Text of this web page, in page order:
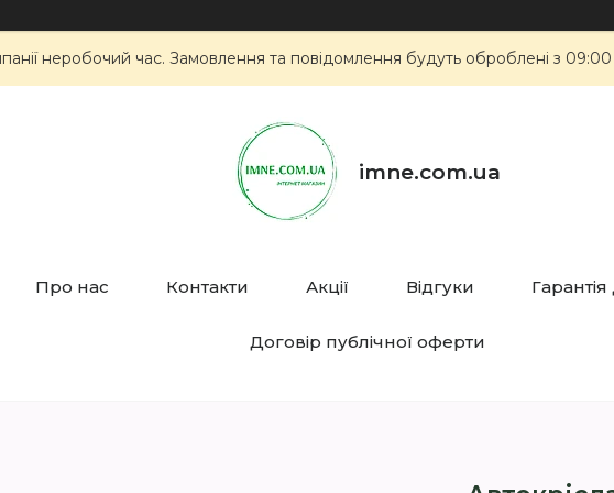
неробочий час. Замовлення та повідомлення будуть оброблені з
imne.com.ua
Про нас Контакти Акції Відгуки
Договір публічної оферти